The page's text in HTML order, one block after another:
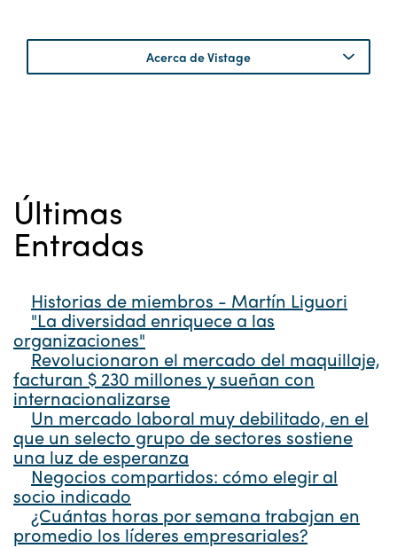
Acerca de Vistage
Últimas
Entradas
Historias de miembros - Martín Liguori
"La diversidad enriquece a las
organizaciones"
Revolucionaron el mercado del maquillaje,
facturan $ 230 millones y sueñan con
internacionalizarse
Un mercado laboral muy debilitado, en el
que un selecto grupo de sectores sostiene
una luz de esperanza
Negocios compartidos: cómo elegir al
socio indicado
¿Cuántas horas por semana trabajan en
promedio los líderes empresariales?